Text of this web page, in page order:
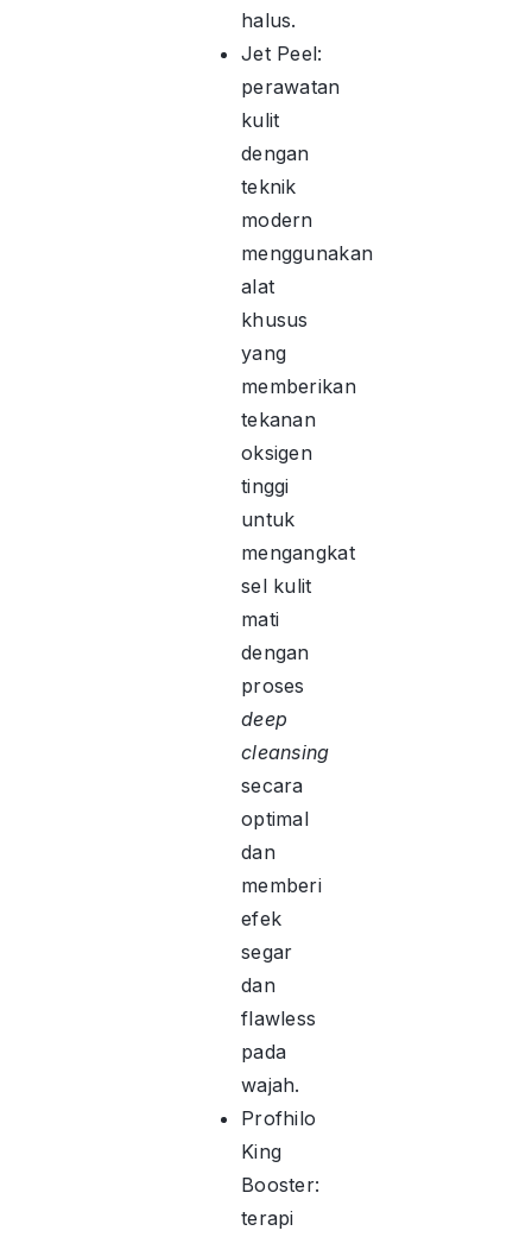
halus.
Jet Peel:
perawatan
kulit
dengan
teknik
modern
menggunakan
alat
khusus
yang
memberikan
tekanan
oksigen
tinggi
untuk
mengangkat
sel kulit
mati
dengan
proses
deep
cleansing
secara
optimal
dan
memberi
efek
segar
dan
flawless
pada
wajah.
Profhilo
King
Booster:
terapi